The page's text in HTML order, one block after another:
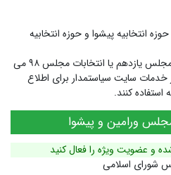
حوزه انتخابیه پیشوا و حوزه انتخابیه
کاندیداها و سیاستمداران انتخابات مجلس یازدهم یا انتخابات مجلس ۹۸ می
خدمات سایت سیاستمدار برای اطلاع
کنند.
ورامین و پیشوا
و عضویت ویژه را فعال کنید
شورای اسلامی